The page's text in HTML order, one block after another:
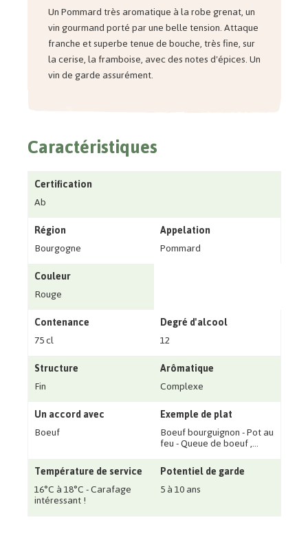
Un Pommardtrès aromatiqueà la robe grenat, un
vin gourmand porté par une belle tension. Attaque
franche et superbe tenue de bouche, très fine, sur
la cerise, la framboise, avec des notes d'épices. Un
vin de garde assurément.
Caractéristiques
Certification
Ab
Région
Bourgogne
Appelation
Pommard
Couleur
Rouge
Contenance
75 cl
Degré d'alcool
12
Structure
Fin
Arômatique
Complexe
Un accord avec
Boeuf
Exemple de plat
Boeuf bourguignon - Pot au
feu - Queue de boeuf ‚...
Température de service
16°C à 18°C - Carafage
intéressant !
Potentiel de garde
5 à 10 ans